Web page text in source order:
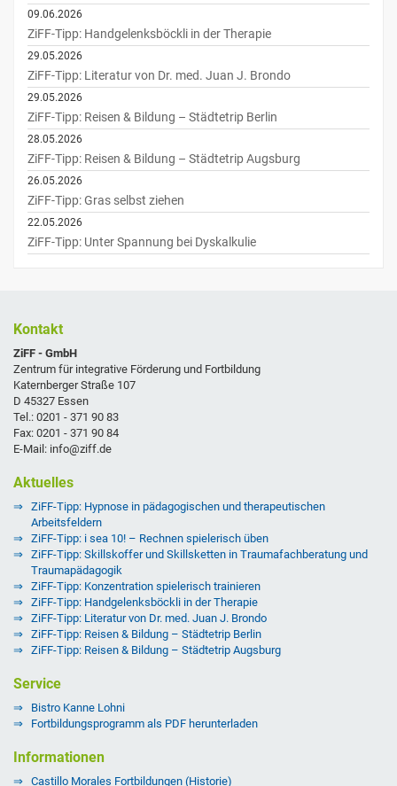
09.06.2026
ZiFF-Tipp: Handgelenksböckli in der Therapie
29.05.2026
ZiFF-Tipp: Literatur von Dr. med. Juan J. Brondo
29.05.2026
ZiFF-Tipp: Reisen & Bildung – Städtetrip Berlin
28.05.2026
ZiFF-Tipp: Reisen & Bildung – Städtetrip Augsburg
26.05.2026
ZiFF-Tipp: Gras selbst ziehen
22.05.2026
ZiFF-Tipp: Unter Spannung bei Dyskalkulie
Kontakt
ZiFF - GmbH
Zentrum für integrative Förderung und Fortbildung
Katernberger Straße 107
D 45327 Essen
Tel.: 0201 - 371 90 83
Fax: 0201 - 371 90 84
E-Mail: info@ziff.de
Aktuelles
ZiFF-Tipp: Hypnose in pädagogischen und therapeutischen
Arbeitsfeldern
ZiFF-Tipp: i sea 10! – Rechnen spielerisch üben
ZiFF-Tipp: Skillskoffer und Skillsketten in Traumafachberatung und
Traumapädagogik
ZiFF-Tipp: Konzentration spielerisch trainieren
ZiFF-Tipp: Handgelenksböckli in der Therapie
ZiFF-Tipp: Literatur von Dr. med. Juan J. Brondo
ZiFF-Tipp: Reisen & Bildung – Städtetrip Berlin
ZiFF-Tipp: Reisen & Bildung – Städtetrip Augsburg
Service
Bistro Kanne Lohni
Fortbildungsprogramm als PDF herunterladen
Informationen
Castillo Morales Fortbildungen (Historie)